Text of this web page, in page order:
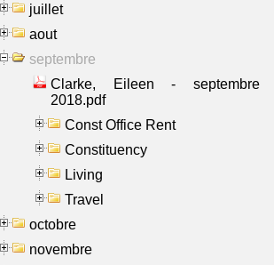
juillet
aout
septembre
Clarke, Eileen - septembre
2018.pdf
Const Office Rent
Constituency
Living
Travel
octobre
novembre